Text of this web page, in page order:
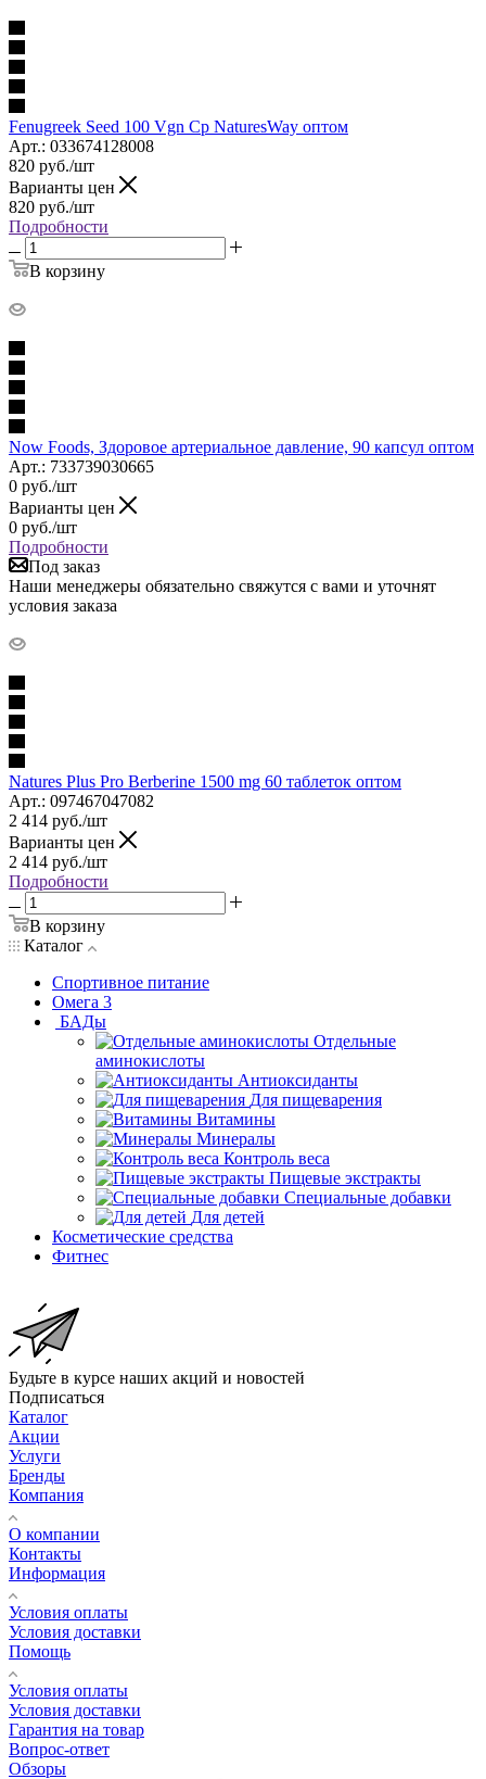
Fenugreek Seed 100 Vgn Cp NaturesWay оптом
Арт.: 033674128008
820 руб./шт
Варианты цен
820 руб./шт
Подробности
В корзину
Now Foods, Здоровое артериальное давление, 90 капсул оптом
Арт.: 733739030665
0 руб./шт
Варианты цен
0 руб./шт
Подробности
Под заказ
Наши менеджеры обязательно свяжутся с вами и уточнят
условия заказа
Natures Plus Pro Berberine 1500 mg 60 таблеток оптом
Арт.: 097467047082
2 414 руб./шт
Варианты цен
2 414 руб./шт
Подробности
В корзину
Каталог
Спортивное питание
Омега 3
БАДы
Отдельные
аминокислоты
Антиоксиданты
Для пищеварения
Витамины
Минералы
Контроль веса
Пищевые экстракты
Специальные добавки
Для детей
Косметические средства
Фитнес
Будьте в курсе наших акций и новостей
Подписаться
Каталог
Акции
Услуги
Бренды
Компания
О компании
Контакты
Информация
Условия оплаты
Условия доставки
Помощь
Условия оплаты
Условия доставки
Гарантия на товар
Вопрос-ответ
Обзоры